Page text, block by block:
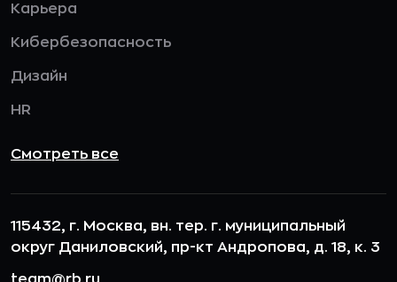
Карьера
Кибербезопасность
Дизайн
HR
Смотреть все
115432, г. Москва, вн. тер. г. муниципальный
округ Даниловский, пр-кт Андропова, д. 18, к. 3
team@rb.ru